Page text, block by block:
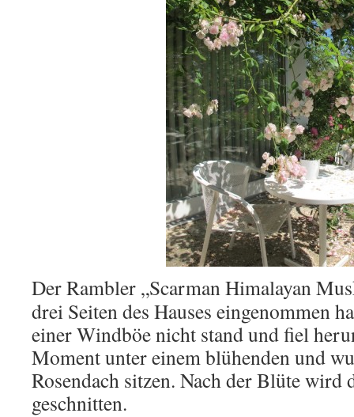
Der Rambler „Scarman Himalayan
drei Seiten des Hauses eingenommen
einer Windböe nicht stand und fiel
Moment unter einem blühenden und
Rosendach sitzen. Nach der Blüte wird
geschnitten.